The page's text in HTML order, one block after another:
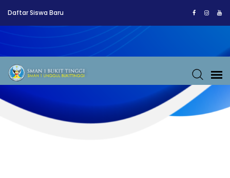
Daftar Siswa Baru